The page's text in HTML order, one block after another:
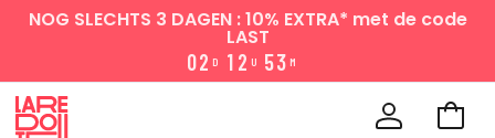
NOG SLECHTS 3 DAGEN : 10% EXTRA* met de code
LAST
02 D 1 2 U 53 M
Naar